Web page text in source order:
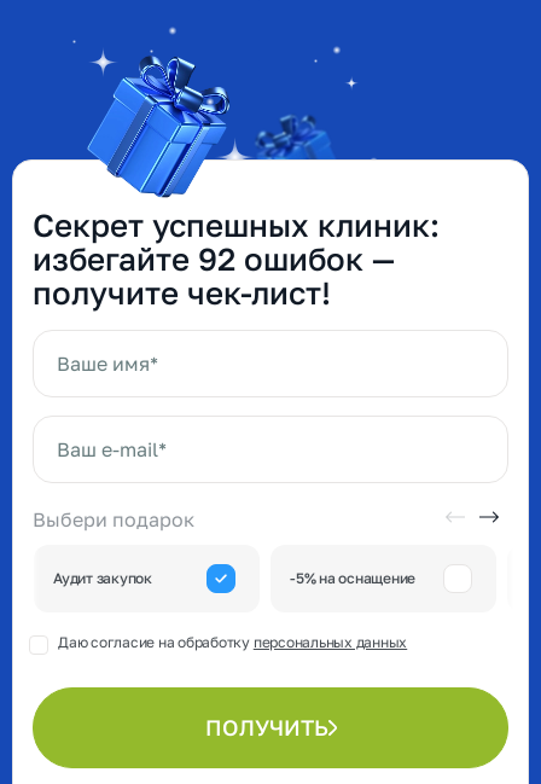
Секрет успешных клиник:
избегайте 92 ошибок —
получите чек-лист!
Выбери подарок
Аудит закупок -5% на оснащение
Даю согласие на обработку персональных данных
ПОЛУЧИТЬ